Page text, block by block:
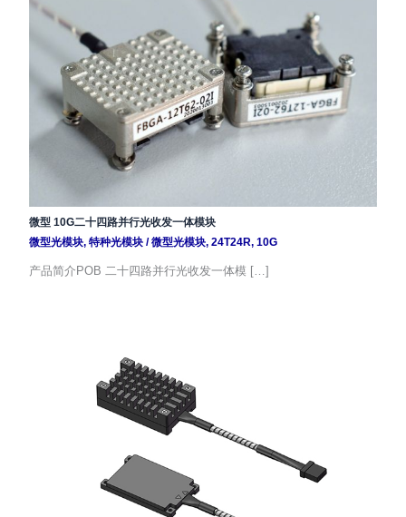
微型 10G二十四路并行光收发一体模块
微型光模块, 特种光模块/微型光模块, 24T24R, 10G
产品简介POB 二十四路并行光收发一体模 […]